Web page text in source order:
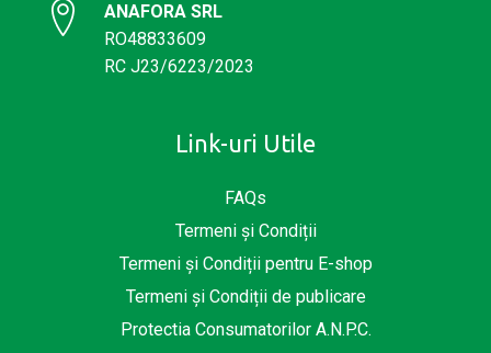
ANAFORA SRL
RO48833609
RC J23/6223/2023
Link-uri Utile
FAQs
Termeni și Condiții
Termeni și Condiții pentru E-shop
Termeni și Condiții de publicare
Protectia Consumatorilor A.N.P.C.